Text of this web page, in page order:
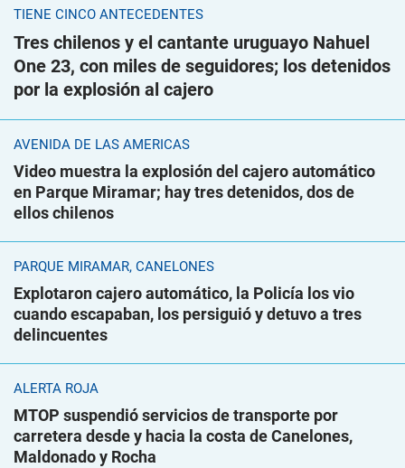
TIENE CINCO ANTECEDENTES
Tres chilenos y el cantante uruguayo Nahuel
One 23, con miles de seguidores; los detenidos
por la explosión al cajero
AVENIDA DE LAS AMÉRICAS
Video muestra la explosión del cajero automático
en Parque Miramar; hay tres detenidos, dos de
ellos chilenos
PARQUE MIRAMAR, CANELONES
Explotaron cajero automático, la Policía los vio
cuando escapaban, los persiguió y detuvo a tres
delincuentes
ALERTA ROJA
MTOP suspendió servicios de transporte por
carretera desde y hacia la costa de Canelones,
Maldonado y Rocha